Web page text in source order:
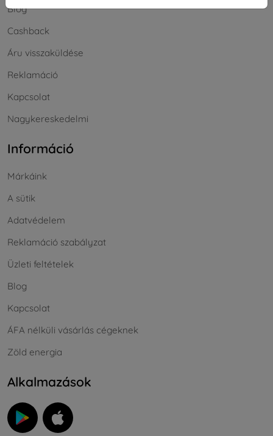
Blog
Cashback
Áru visszaküldése
Reklamáció
Kapcsolat
Nagykereskedelmi
Információ
Márkáink
A sütik
Adatvédelem
Reklamáció szabályzat
Üzleti feltételek
Blog
Kapcsolat
ÁFA nélküli vásárlás cégeknek
Zöld energia
Alkalmazások